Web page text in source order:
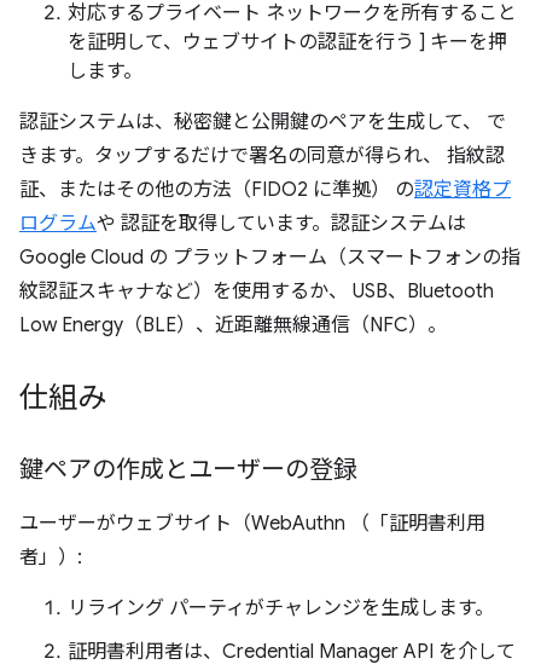
対応するプライベート ネットワークを所有すること
を証明して、ウェブサイトの認証を行う ] キーを押
します。
認証システムは、秘密鍵と公開鍵のペアを生成して、 で
きます。タップするだけで署名の同意が得られ、 指紋認
証、またはその他の方法（FIDO2 に準拠） の認定資格プ
ログラムや 認証を取得しています。認証システムは
Google Cloud の プラットフォーム（スマートフォンの指
紋認証スキャナなど）を使用するか、 USB、Bluetooth
Low Energy（BLE）、近距離無線通信（NFC）。
仕組み
鍵ペアの作成とユーザーの登録
ユーザーがウェブサイト（WebAuthn （「証明書利用
者」）:
リライング パーティがチャレンジを生成します。
証明書利用者は、Credential Manager API を介して